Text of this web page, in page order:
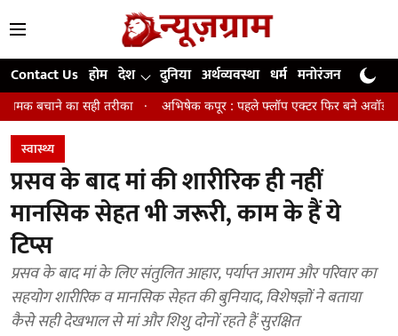
Contact Us होम देश दुनिया अर्थव्यवस्था धर्म मनोरंजन खेल
तरीका अभिषेक कपूर : पहले फ्लॉप एक्टर फिर बने अवॉर्ड विनिंग डायरेक्टर
स्वास्थ्य
प्रसव के बाद मां की शारीरिक ही नहीं
मानसिक सेहत भी जरूरी, काम के हैं ये
टिप्स
प्रसव के बाद मां के लिए संतुलित आहार, पर्याप्त आराम और परिवार का
सहयोग शारीरिक व मानसिक सेहत की बुनियाद, विशेषज्ञों ने बताया
कैसे सही देखभाल से मां और शिशु दोनों रहते हैं सुरक्षित